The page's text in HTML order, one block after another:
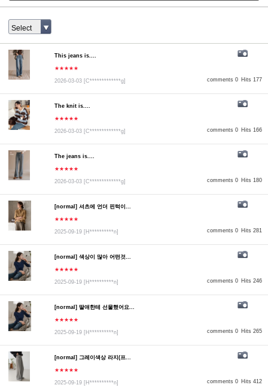
Select
comments 0 Hits 177
This jeans is....
★★★★★
2026-03-03 [C*************g]
comments 0 Hits 166
The knit is....
★★★★★
2026-03-03 [C*************g]
comments 0 Hits 180
The jeans is....
★★★★★
2026-03-03 [C*************g]
comments 0 Hits 281
[normal] 셔츠에 언더 핀턱이...
★★★★★
2025-09-19 [H**********n]
comments 0 Hits 246
[normal] 색상이 많아 어떤것...
★★★★★
2025-09-19 [H**********n]
comments 0 Hits 265
[normal] 딸애한테 선물했어요...
★★★★★
2025-09-19 [H**********n]
comments 0 Hits 412
[normal] 그레이색상 라지(프...
★★★★★
2025-09-19 [H**********n]